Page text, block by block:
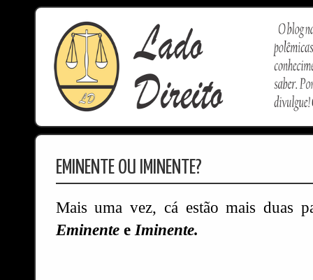
EMINENTE OU IMINENTE?
Mais uma vez, cá estão mais duas
Eminente eIminente.